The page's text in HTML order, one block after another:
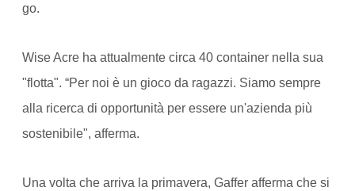
go.
Wise Acre ha attualmente circa 40 container nella sua
"flotta". “Per noi è un gioco da ragazzi. Siamo sempre
alla ricerca di opportunità per essere un'azienda più
sostenibile", afferma.
Una volta che arriva la primavera, Gaffer afferma che si